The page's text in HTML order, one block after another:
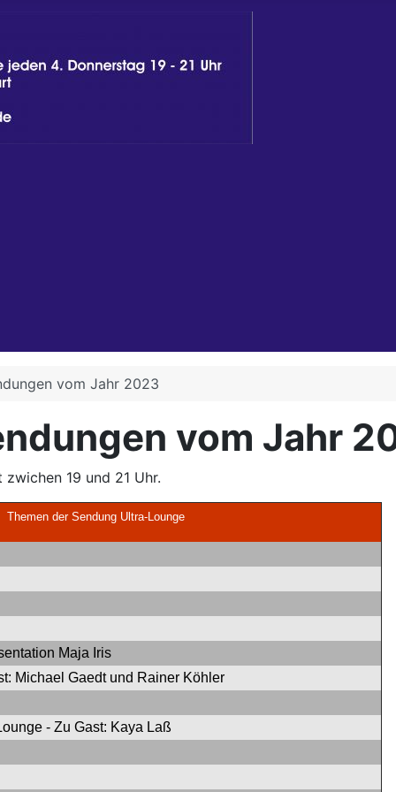
vom Jahr 2023
vom Jahr
19 und 21 Uhr.
Themen der Sendung Ultra-Lounge
Maja Iris
Michael Gaedt und Rainer Köhler
- Zu Gast: Kaya Laß